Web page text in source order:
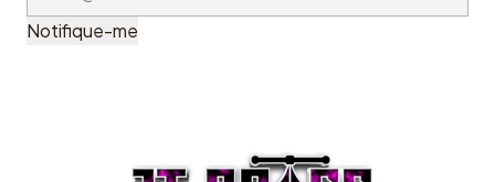
Notifique-me